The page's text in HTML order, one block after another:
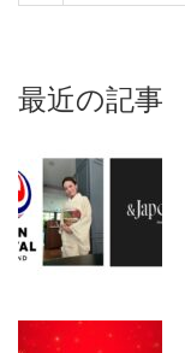
最近の記事